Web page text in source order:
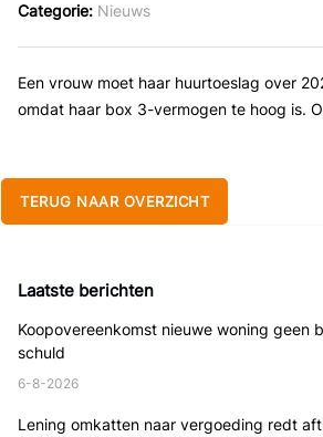
Categorie Nieuws
Een vrouw moet haar huurtoeslag over
omdat haar box 3-vermogen te hoog is.
TERUG NAAR OVERZICHT
Laatste berichten
Koopovereenkomst nieuwe woning geen
schuld
6-8-2026
Lening omkatten naar vergoeding redt